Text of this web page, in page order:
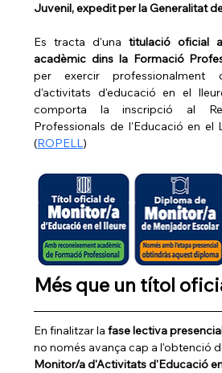
Juvenil, expedit per la Generalitat
Es tracta d'una titulació oficial
acadèmic dins la Formació
per exercir
d'activitats d'educació en el
comporta la inscripció al
Professionals de l'Educació en el
(ROPELL)
Més que un títol
En finalitzar la fase lectiva
no només avança cap a l'obtenció
Monitor/a d'Activitats d'Educació